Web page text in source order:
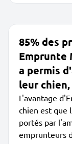
85% des
Emprunte
a permis
leur chien,
L'avantage
chien est que
portés par
emprunteurs